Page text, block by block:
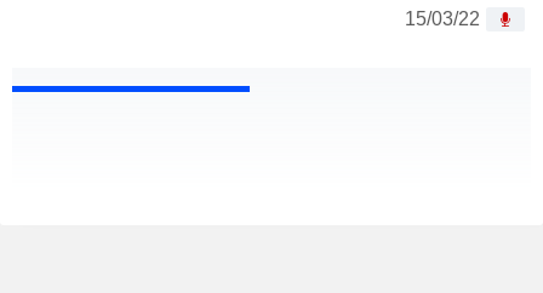
15/03/22